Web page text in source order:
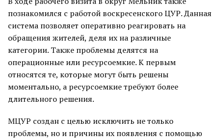
познакомился с работой воскресенского ЦУР. Данная
система позволяет оперативно реагировать на
обращения жителей, деля их на различные
категории. Также проблемы делятся на
операционные или ресурсоемкие. К первым
относятся те, которые могут быть решены
моментально, а ресурсоемкие требуют более
длительного решения.
МЦУР создан с целью исключить не только
проблемы, но и причины их появления с помощью